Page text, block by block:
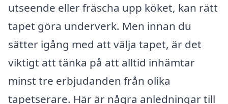
utseende eller fräscha upp köket, kan rätt
tapet göra underverk. Men innan du
sätter igång med att välja tapet, är det
viktigt att tänka på att alltid inhämtar
minst tre erbjudanden från olika
tapetserare. Här är några anledningar till